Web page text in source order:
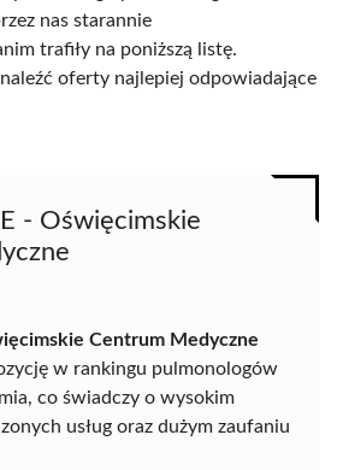
nas starannie
trafiły na poniższą listę.
oferty najlepiej odpowiadające
- Oświęcimskie
Centrum Medyczne
w rankingu pulmonologów
co świadczy o wysokim
usług oraz dużym zaufaniu